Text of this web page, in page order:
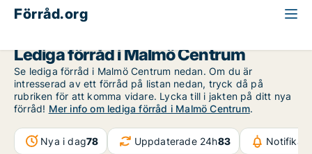
Förråd.org
Lediga förråd i Malmö Centrum
Se lediga förråd i Malmö Centrum nedan. Om du är
intresserad av ett förråd på listan nedan, tryck då på
rubriken för att komma vidare. Lycka till i jakten på ditt nya
förråd! Mer info om lediga förråd i Malmö Centrum.
Nya i dag78 Uppdaterade 24h83